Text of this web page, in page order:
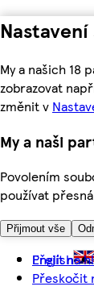
My a našich 18
zobrazovat
změnit v
My a naši
Povolením
používat
Přijmout vše
Přejít na
Přeskočit
English